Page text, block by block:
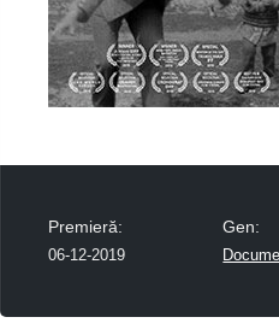
Premieră:
06-12-2019
Gen: